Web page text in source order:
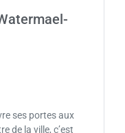
ses portes aux
de la ville, c’est